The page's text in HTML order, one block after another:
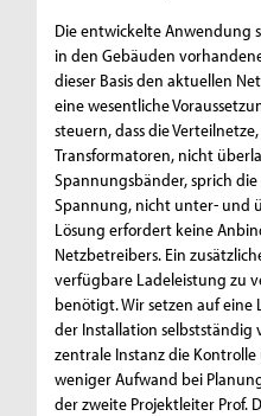
Die entwickelte Anwendung
in den Gebäuden
dieser Basis den aktuellen
eine wesentliche
steuern, dass die
Transformatoren, nicht
Spannungsbänder, sprich
Spannung, nicht unter- und
Lösung erfordert keine
Netzbetreibers. Ein
verfügbare Ladeleistung zu
benötigt. Wir setzen auf
der Installation selbstständig
zentrale Instanz die
weniger Aufwand bei
der zweite Projektleiter Prof.